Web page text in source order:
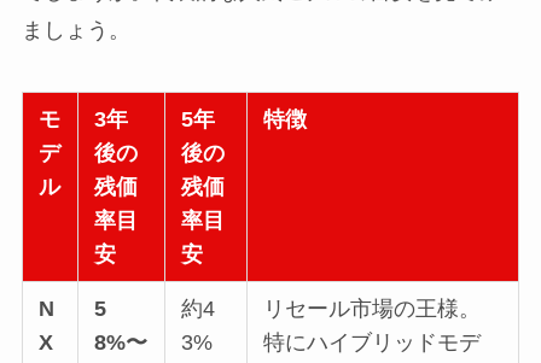
ましょう。
モ
デ
ル
3年
後の
残価
率目
安
5年
後の
残価
率目
安
特徴
N
X
5
8%〜
約4
3%
リセール市場の王様。
特にハイブリッドモデ